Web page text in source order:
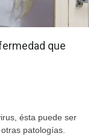
que
ésta puede ser
patologías.